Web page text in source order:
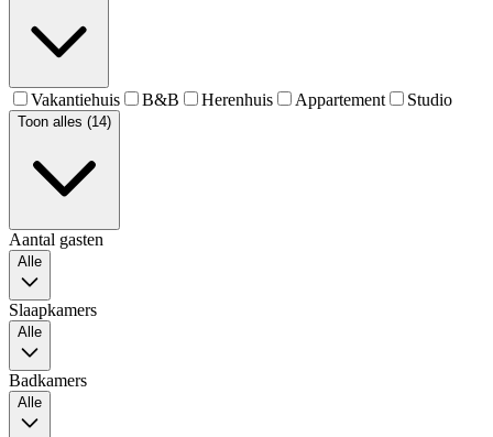
Vakantiehuis B&B Herenhuis Appartement Studio
Toon alles (14)
Aantal gasten
Alle
Slaapkamers
Alle
Badkamers
Alle